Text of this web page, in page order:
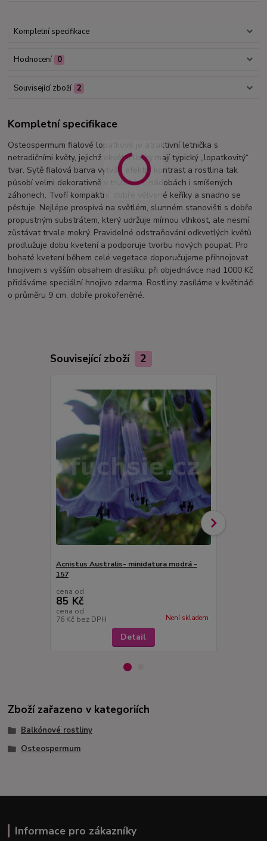
Kompletní specifikace
Hodnocení 0
Související zboží 2
Kompletní specifikace
Osteospermum fialové lopatkové je atraktivní letnička s
netradičními květy, jejichž okvětní lístky mají typický „lopatkovitý“
tvar. Sytě fialová barva vytváří efektní kontrast a rostlina tak
působí velmi dekorativně v truhlících, nádobách i smíšených
záhonech. Tvoří kompaktní, dobře větvené keříky a snadno se
pěstuje. Nejlépe prospívá na světlém, slunném stanovišti s dobře
propustným substrátem, který udržuje mírnou vlhkost, ale nesmí
zůstávat trvale mokrý. Pravidelné odstraňování odkvetlých květů
prodlužuje dobu kvetení a podporuje tvorbu nových poupat. Pro
bohaté kvetení během celé vegetace doporučujeme přihnojovat
hnojivem s vyšším obsahem draslíku; při objednávce nad 1000 Kč
přidáváme speciální hnojivo zdarma. Rostliny zasíláme v květináči
o průměru 9 cm, dobře prokořeněné.
Související zboží 2
Acnistus Australis- minidatura modrá -
157
cena od
85 Kč
cena od
76 Kč bez DPH Není skladem
Detail
Zboží zařazeno v kategoriích
Balkónové rostliny
Osteospermum
Informace pro zákazníky